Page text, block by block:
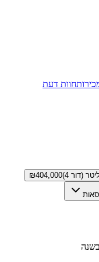
חוות דעת
₪404,000